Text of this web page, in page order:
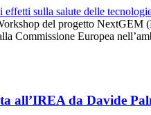
del progetto
Commissione Europea
all’IREA da Davide